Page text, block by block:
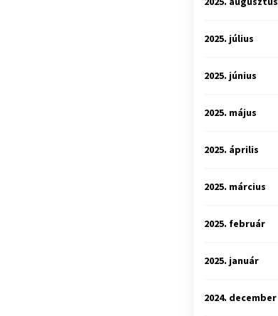
2025. július
2025. június
2025. május
2025. április
2025. március
2025. február
2025. január
2024. december